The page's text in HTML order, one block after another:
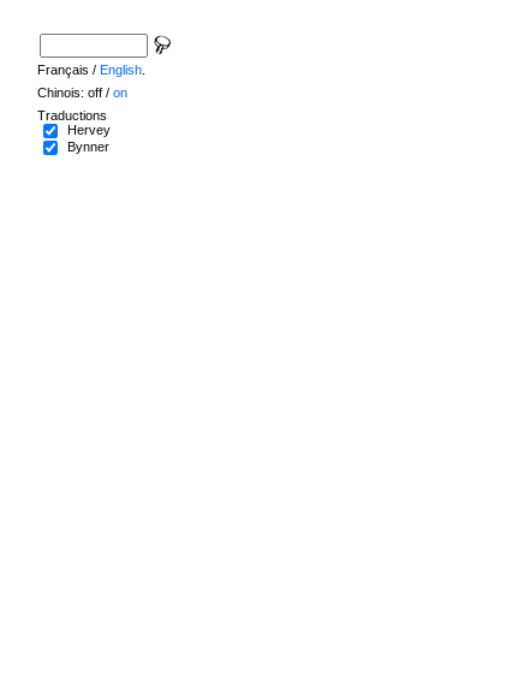
Français / English
Chinois: off / on
Traductions
Hervey
Bynner